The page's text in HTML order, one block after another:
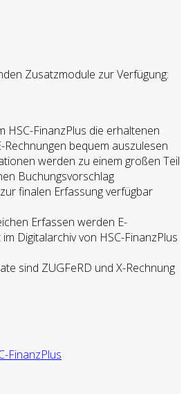
Zusatzmodule zur Verfügung:
HSC-FinanzPlus die erhaltenen
Rechnungen bequem auszulesen
werden zu einem großen Teil
Buchungsvorschlag
finalen Erfassung verfügbar
Erfassen werden E-
Digitalarchiv von HSC-FinanzPlus
sind ZUGFeRD und X-Rechnung
FinanzPlus